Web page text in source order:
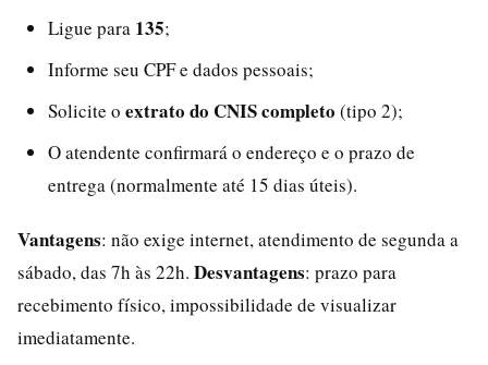
Ligue para 135;
Informe seu CPF e dados pessoais;
Solicite o extrato do CNIS completo (tipo 2);
O atendente confirmará o endereço e o prazo de
entrega (normalmente até 15 dias úteis).
Vantagens: não exige internet, atendimento de segunda a
sábado, das 7h às 22h. Desvantagens: prazo para
recebimento físico, impossibilidade de visualizar
imediatamente.